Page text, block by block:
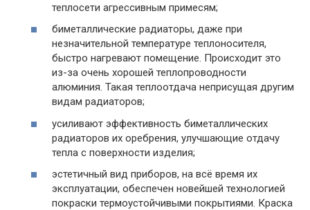
теплосети агрессивным примесям;
биметаллические радиаторы, даже при
незначительной температуре теплоносителя,
быстро нагревают помещение. Происходит это
из-за очень хорошей теплопроводности
алюминия. Такая теплоотдача неприсущая другим
видам радиаторов;
усиливают эффективность биметаллических
радиаторов их оребрения, улучшающие отдачу
тепла с поверхности изделия;
эстетичный вид приборов, на всё время их
эксплуатации, обеспечен новейшей технологией
покраски термоустойчивыми покрытиями. Краска